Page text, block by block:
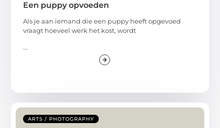
Een puppy opvoeden
Als je aan iemand die een puppy heeft opgevoed
vraagt hoeveel werk het kost, wordt
...
ARTS / PHOTOGRAPHY